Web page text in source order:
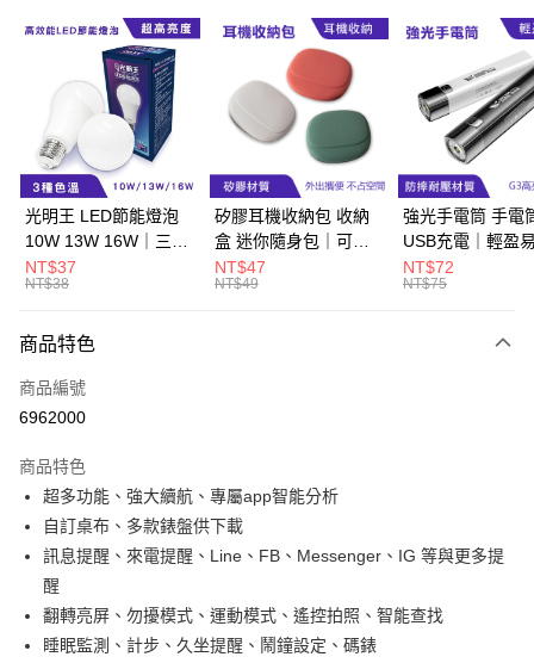
超商取貨付款
Apple Pay
街口支付
悠遊付
Google Pay
ATM付款
運送方式
全家取貨付款
每筆NT$60，滿NT$499(含以上)免運費
付款後全家取貨
每筆NT$60，滿NT$499(含以上)免運費
每筆NT$60，滿NT$598(含以上)免運費
付款後萊爾富取貨
每筆NT$60，滿NT$598(含以上)免運費
光明王 LED節能燈泡
10W 13W 16W｜三種
色溫、CP值超高
NT$37
NT$38
矽膠耳機收納包 收納
盒 迷你隨身包｜可水
洗、抗衝擊
NT$47
NT$49
強光手電筒 手電
USB充電｜輕盈
生活防水
NT$72
NT$75
商品特色
商品編號
6962000
商品特色
超多功能、強大續航、專屬app智能分析
自訂桌布、多款錶盤供下載
訊息提醒、來電提醒、Line、FB、Messenger、IG 等與更多提
醒
翻轉亮屏、勿擾模式、運動模式、遙控拍照、智能查找
睡眠監測、計步、久坐提醒、鬧鐘設定、碼錶